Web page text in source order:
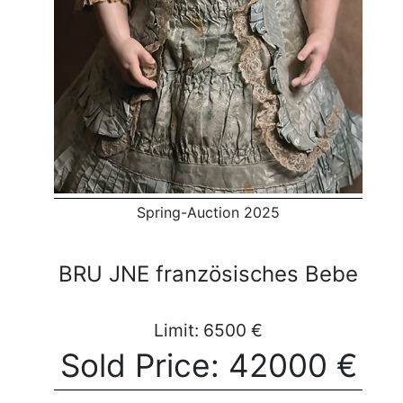
Spring-Auction 2025
BRU JNE französisches Bebe
Limit: 6500 €
Sold Price: 42000 €